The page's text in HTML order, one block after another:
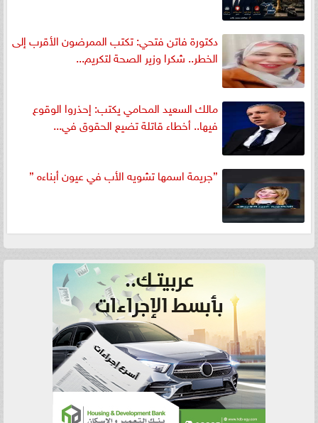
دكتورة فاتن فتحي: تكتب الممرضون الأقرب إلى
الخطر.. شكرا وزير الصحة لتكريم...
مالك السعيد المحامي يكتب: إحذروا الوقوع
فيها.. أخطاء قاتلة تضيع الحقوق في...
”جريمة اسمها تشويه الأب في عيون أبناءه ”